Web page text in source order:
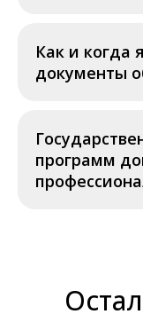
Как и когда
документы
программ